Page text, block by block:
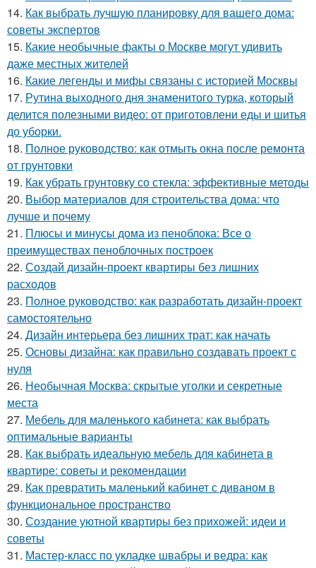
14. Как выбрать лучшую планировку для вашего дома:
советы экспертов
15. Какие необычные факты о Москве могут удивить
даже местных жителей
16. Какие легенды и мифы связаны с историей Москвы
17. Рутина выходного дня знаменитого турка, который
делится полезными видео: от приготовлени еды и шитья
до уборки.
18. Полное руководство: как отмыть окна после ремонта
от грунтовки
19. Как убрать грунтовку со стекла: эффективные методы
20. Выбор материалов для строительства дома: что
лучше и почему
21. Плюсы и минусы дома из пеноблока: Все о
преимуществах пеноблочных построек
22. Создай дизайн-проект квартиры без лишних
расходов
23. Полное руководство: как разработать дизайн-проект
самостоятельно
24. Дизайн интерьера без лишних трат: как начать
25. Основы дизайна: как правильно создавать проект с
нуля
26. Необычная Москва: скрытые уголки и секретные
места
27. Мебель для маленького кабинета: как выбрать
оптимальные варианты
28. Как выбрать идеальную мебель для кабинета в
квартире: советы и рекомендации
29. Как превратить маленький кабинет с диваном в
функциональное пространство
30. Создание уютной квартиры без прихожей: идеи и
советы
31. Мастер-класс по укладке швабры и ведра: как